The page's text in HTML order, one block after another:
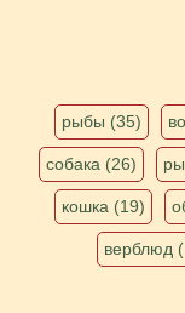
рыбы (35)
собака (26)
кошка (19)
верблюд